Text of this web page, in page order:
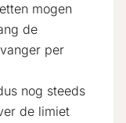
mogen
de
per
nog steeds
de limiet